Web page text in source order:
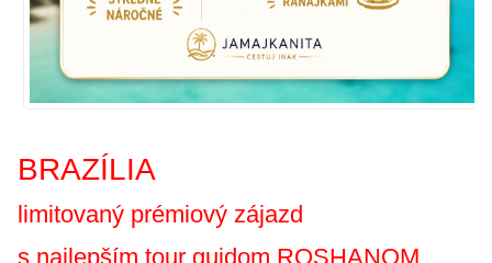
BRAZÍLIA
limitovaný prémiovýzájazd
s najlepším tour guidom ROSHANOM